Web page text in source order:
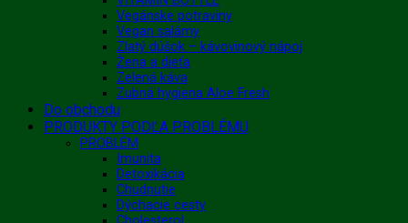
Vegánske potraviny
Vegan salámy
Zlatý dúšok – kávovinový nápoj
Žena a dieťa
Zelená káva
Zubná hygiena Aloe Fresh
Do obchodu
PRODUKTY PODĽA PROBLÉMU
PROBLÉM
Imunita
Detoxikácia
Chudnutie
Dýchacie cesty